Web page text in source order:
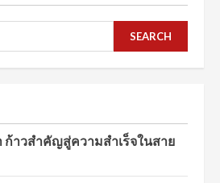
SEARCH
าวสำคัญสู่ความสำเร็จในสาย